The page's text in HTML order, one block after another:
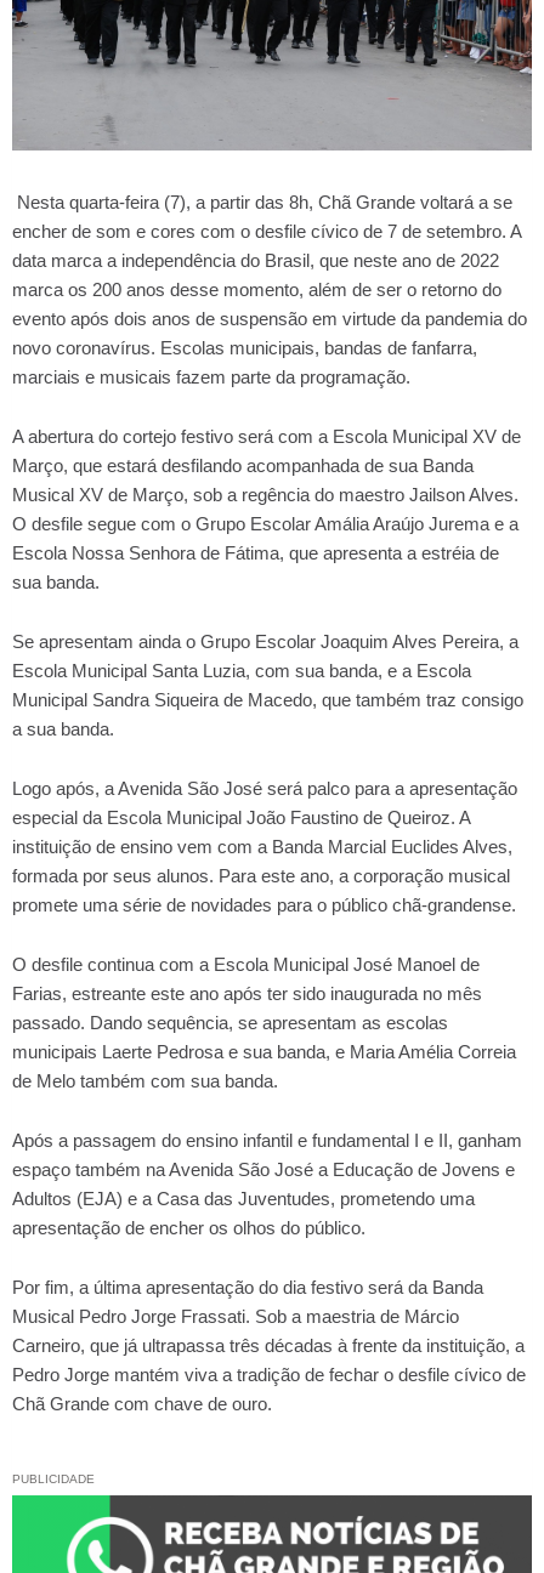
Nesta quarta-feira (7), a partir das 8h, Chã Grande voltará a se
encher de som e cores com o desfile cívico de 7 de setembro. A
data marca a independência do Brasil, que neste ano de 2022
marca os 200 anos desse momento, além de ser o retorno do
evento após dois anos de suspensão em virtude da pandemia do
novo coronavírus. Escolas municipais, bandas de fanfarra,
marciais e musicais fazem parte da programação.
A abertura do cortejo festivo será com a Escola Municipal XV de
Março, que estará desfilando acompanhada de sua Banda
Musical XV de Março, sob a regência do maestro Jailson Alves.
O desfile segue com o Grupo Escolar Amália Araújo Jurema e a
Escola Nossa Senhora de Fátima, que apresenta a estréia de
sua banda.
Se apresentam ainda o Grupo Escolar Joaquim Alves Pereira, a
Escola Municipal Santa Luzia, com sua banda, e a Escola
Municipal Sandra Siqueira de Macedo, que também traz consigo
a sua banda.
Logo após, a Avenida São José será palco para a apresentação
especial da Escola Municipal João Faustino de Queiroz. A
instituição de ensino vem com a Banda Marcial Euclides Alves,
formada por seus alunos. Para este ano, a corporação musical
promete uma série de novidades para o público chã-grandense.
O desfile continua com a Escola Municipal José Manoel de
Farias, estreante este ano após ter sido inaugurada no mês
passado. Dando sequência, se apresentam as escolas
municipais Laerte Pedrosa e sua banda, e Maria Amélia Correia
de Melo também com sua banda.
Após a passagem do ensino infantil e fundamental I e II, ganham
espaço também na Avenida São José a Educação de Jovens e
Adultos (EJA) e a Casa das Juventudes, prometendo uma
apresentação de encher os olhos do público.
Por fim, a última apresentação do dia festivo será da Banda
Musical Pedro Jorge Frassati. Sob a maestria de Márcio
Carneiro, que já ultrapassa três décadas à frente da instituição, a
Pedro Jorge mantém viva a tradição de fechar o desfile cívico de
Chã Grande com chave de ouro.
PUBLICIDADE